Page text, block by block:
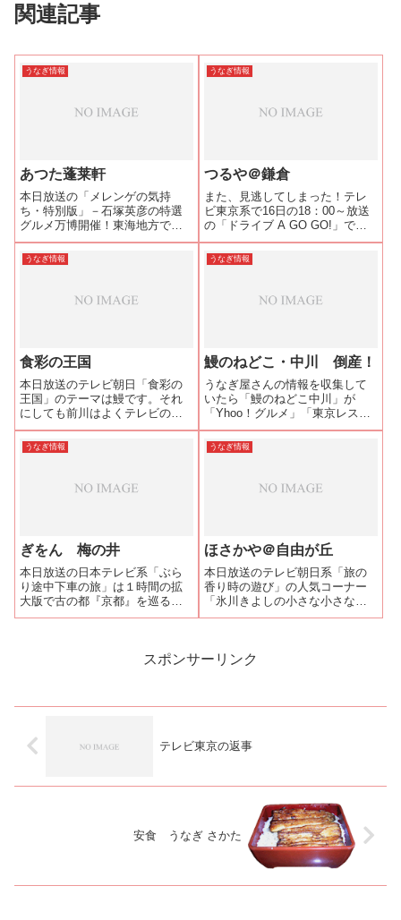
関連記事
うなぎ情報
あつた蓬莱軒
本日放送の「メレンゲの気持
ち・特別版」－石塚英彦の特選
グルメ万博開催！東海地方で食
べまくり旅！！－では、我らが
石ちゃんがアンパンマンの声で
ご存知の女優・戸田恵子さんと
「あつた蓬莱軒」でひつまぶし
うなぎ情報
つるや＠鎌倉
また、見逃してしまった！テレ
ビ東京系で16日の18：00～放送
の「ドライブ A GO GO!」では
つぶやきシローさんと遠藤久美
子ちゃんが鎌倉に住んでいた文
豪や女優が愛したうなぎ屋さん
い。ご覧になった方、コメント
うなぎ情報
食彩の王国
本日放送のテレビ朝日「食彩の
王国」のテーマは鰻です。それ
にしても前川はよくテレビの取
材を受けていますね。
うなぎ情報
鰻のねどこ・中川 倒産！
うなぎ屋さんの情報を収集して
いたら「鰻のねどこ中川」が
「Yhoo！グルメ」「東京レスト
ランガイド」から消えていた。
調べてみると倒産していたらし
い。残念！評判のとろけるよう
うなぎ情報
ぎをん 梅の井
本日放送の日本テレビ系「ぶら
り途中下車の旅」は１時間の拡
大版で古の都『京都』を巡る旅
でした。旅の最後を締めくくる
なら東京だと東京で修行したの
うなぎ情報
ほさかや＠自由が丘
本日放送のテレビ朝日系「旅の
香り時の遊び」の人気コーナー
「氷川きよしの小さな小さなふ
れあい旅」は自由が丘編で最初
スポンサーリンク
テレビ東京の返事
安食 うなぎ さかた